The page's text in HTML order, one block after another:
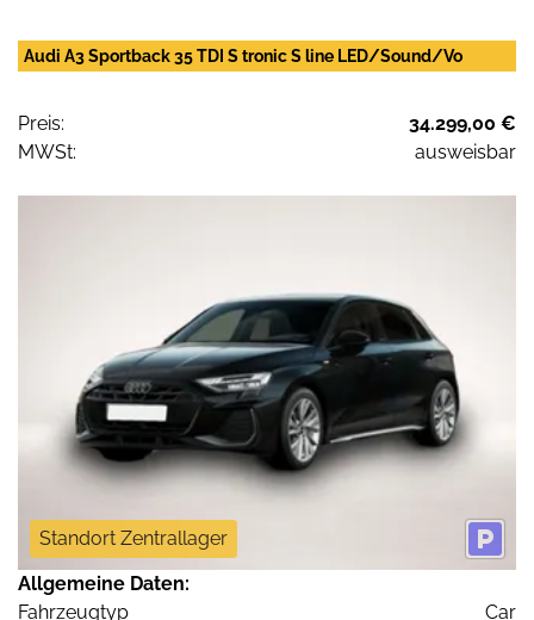
Audi A3 Sportback 35 TDI S tronic S line LED/Sound/Vo
Preis:
34.299,00 €
MWSt:
ausweisbar
Standort Zentrallager
Allgemeine Daten:
Fahrzeugtyp
Car